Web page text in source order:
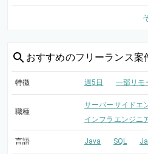
おすすめのフリーランス案
特徴 週5日 一部リモ
職種
サーバーサイドエ
インフラエンジニ
言語 Java SQL